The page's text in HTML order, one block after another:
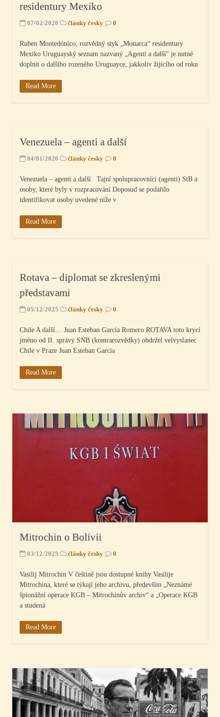
residentury Mexiko
07/02/2026 články česky 0
Ruben Montedónico, rozvědný styk „Monarca“ residentury
Mexiko Uruguayský seznam nazvaný „Agenti a další“ je nutné
doplnit o dalšího rozeného Uruguayce, jakkoliv žijícího od roku
Read More
Venezuela – agenti a další
04/01/2026 články česky 0
Venezuela – agenti a další Tajní spolupracovníci (agenti) StB a
osoby, které byly v rozpracování Doposud se podařilo
identifikovat osoby uvedené níže v
Read More
Rotava – diplomat se zkreslenými
představami
05/12/2025 články česky 0
Chile A další… Juan Esteban Garcia Romero ROTAVA toto krycí
jméno od II. správy SNB (kontrarozvědky) obdržel velvyslanec
Chile v Praze Juan Esteban Garcia
Read More
Mitrochin o Bolívii
03/12/2025 články česky 0
Vasilij Mitrochin V češtině jsou dostupné knihy Vasilije
Mitrochina, které se týkají jeho archivu, především „Neznámé
špionážní operace KGB – Mitrochinův archiv“ a „Operace KGB
a studená
Read More